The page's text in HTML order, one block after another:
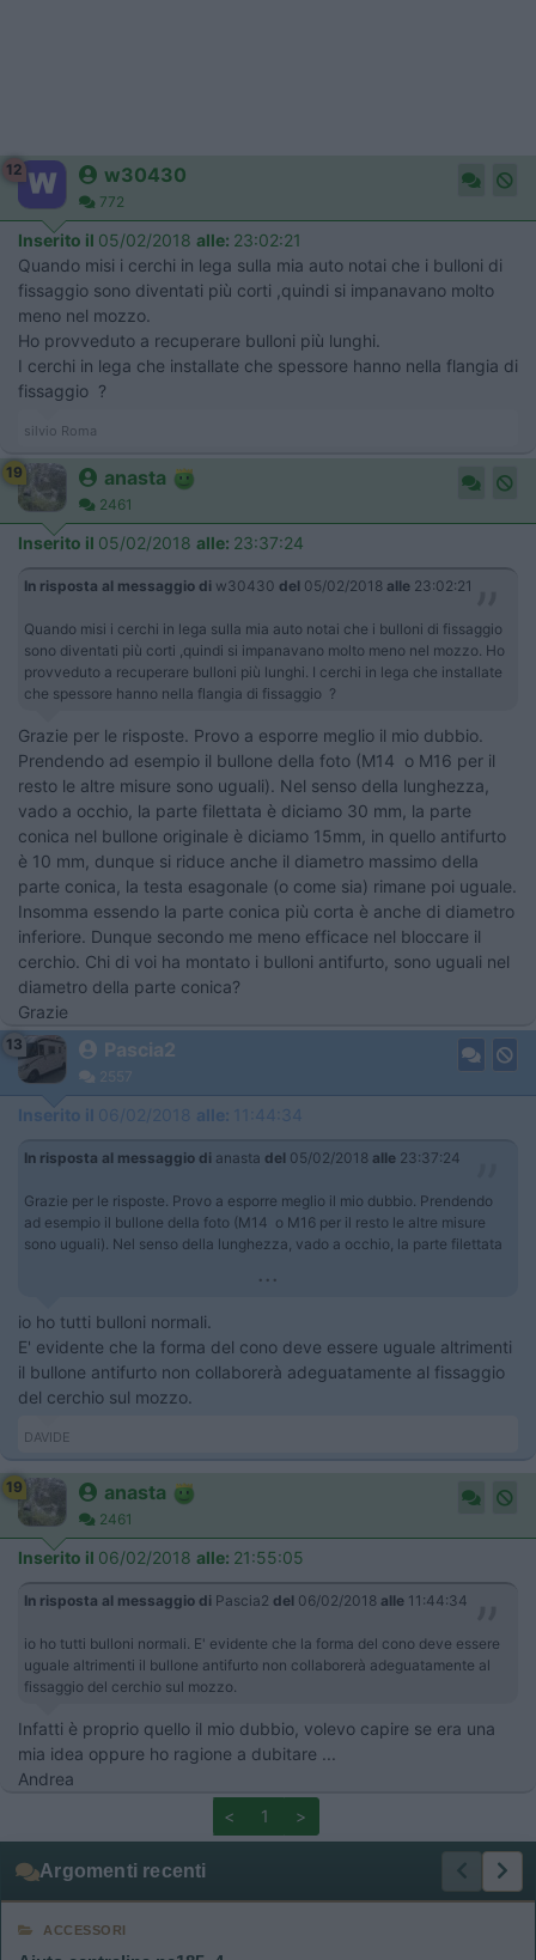
12 w30430
772
Inserito il 05/02/2018 alle: 23:02:21
Quando misi i cerchi in lega sulla mia auto notai che i bulloni di
fissaggio sono diventati più corti ,quindi si impanavano molto
meno nel mozzo.
Ho provveduto a recuperare bulloni più lunghi.
I cerchi in lega che installate che spessore hanno nella flangia di
fissaggio ?
silvio Roma
19 anasta
2461
Inserito il 05/02/2018 alle: 23:37:24
In risposta al messaggio di w30430 del 05/02/2018 alle 23:02:21
Quando misi i cerchi in lega sulla mia auto notai che i bulloni di fissaggio
sono diventati più corti ,quindi si impanavano molto meno nel mozzo. Ho
provveduto a recuperare bulloni più lunghi. I cerchi in lega che installate
che spessore hanno nella flangia di fissaggio ?
Grazie per le risposte. Provo a esporre meglio il mio dubbio.
Prendendo ad esempio il bullone della foto (M14 o M16 per il
resto le altre misure sono uguali). Nel senso della lunghezza,
vado a occhio, la parte filettata è diciamo 30 mm, la parte
conica nel bullone originale è diciamo 15mm, in quello antifurto
è 10 mm, dunque si riduce anche il diametro massimo della
parte conica, la testa esagonale (o come sia) rimane poi uguale.
Insomma essendo la parte conica più corta è anche di diametro
inferiore. Dunque secondo me meno efficace nel bloccare il
cerchio. Chi di voi ha montato i bulloni antifurto, sono uguali nel
diametro della parte conica?
Grazie
13 Pascia2
2557
Inserito il 06/02/2018 alle: 11:44:34
In risposta al messaggio di anasta del 05/02/2018 alle 23:37:24
Grazie per le risposte. Provo a esporre meglio il mio dubbio. Prendendo
ad esempio il bullone della foto (M14 o M16 per il resto le altre misure
sono uguali). Nel senso della lunghezza, vado a occhio, la parte filettata
...
io ho tutti bulloni normali.
E' evidente che la forma del cono deve essere uguale altrimenti
il bullone antifurto non collaborerà adeguatamente al fissaggio
del cerchio sul mozzo.
DAVIDE
19 anasta
2461
Inserito il 06/02/2018 alle: 21:55:05
In risposta al messaggio di Pascia2 del 06/02/2018 alle 11:44:34
io ho tutti bulloni normali. E' evidente che la forma del cono deve essere
uguale altrimenti il bullone antifurto non collaborerà adeguatamente al
fissaggio del cerchio sul mozzo.
Infatti è proprio quello il mio dubbio, volevo capire se era una
mia idea oppure ho ragione a dubitare ...
Andrea
<
1 >
Argomenti recenti
ACCESSORI